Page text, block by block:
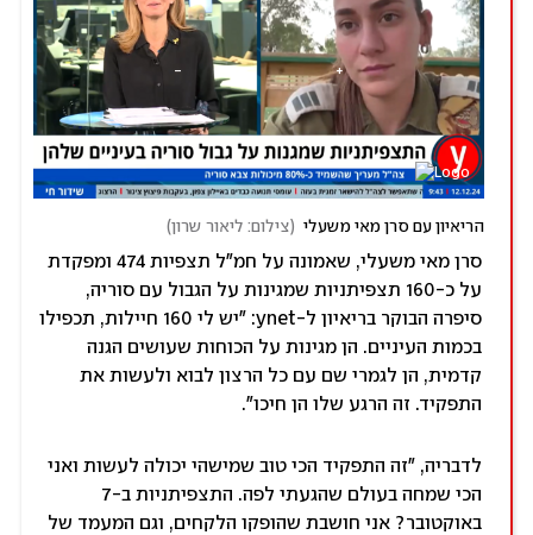
הריאיון עם סרן מאי משעלי (צילום: ליאור שרון)
סרן מאי משעלי, שאמונה על חמ"ל תצפיות 474 ומפקדת
על כ-160 תצפיתניות שמגינות על הגבול עם סוריה,
סיפרה הבוקר בריאיון ל-ynet: "יש לי 160 חיילות, תכפילו
בכמות העיניים. הן מגינות על הכוחות שעושים הגנה
קדמית, הן לגמרי שם עם כל הרצון לבוא ולעשות את
התפקיד. זה הרגע שלו הן חיכו".
לדבריה, "זה התפקיד הכי טוב שמישהי יכולה לעשות ואני
הכי שמחה בעולם שהגעתי לפה. התצפיתניות ב-7
באוקטובר? אני חושבת שהופקו הלקחים, וגם המעמד של